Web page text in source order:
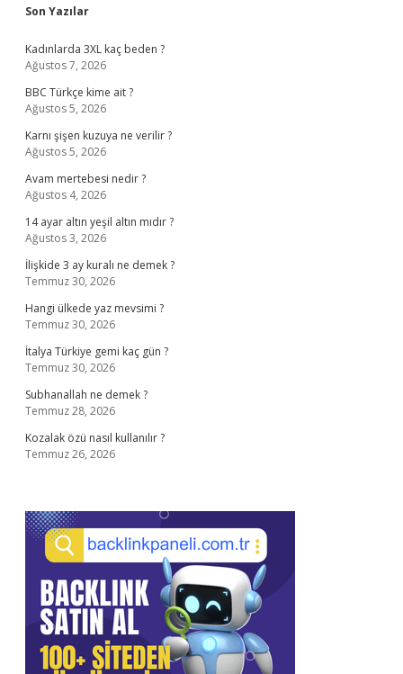
Sidebar
Son Yazılar
Kadınlarda 3XL kaç beden ?
Ağustos 7, 2026
BBC Türkçe kime ait ?
Ağustos 5, 2026
Karnı şişen kuzuya ne verilir ?
Ağustos 5, 2026
Avam mertebesi nedir ?
Ağustos 4, 2026
14 ayar altın yeşil altın mıdır ?
Ağustos 3, 2026
İlişkide 3 ay kuralı ne demek ?
Temmuz 30, 2026
Hangi ülkede yaz mevsimi ?
Temmuz 30, 2026
İtalya Türkiye gemi kaç gün ?
Temmuz 30, 2026
Subhanallah ne demek ?
Temmuz 28, 2026
Kozalak özü nasıl kullanılır ?
Temmuz 26, 2026